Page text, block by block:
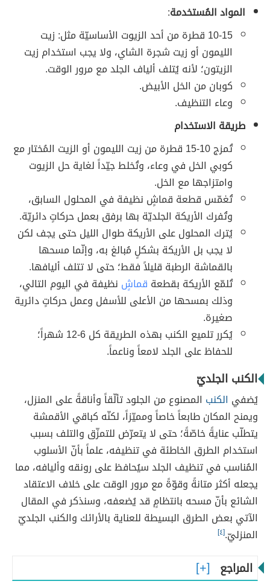
المواد المُستخدمة:
10-15 قطرة من أحد الزيوت الأساسيّة مثل: زيت
الليمون أو زيت شجرة الشاي، ولا يجب استخدام زيت
الزيتون؛ لأنه يُتلف ألياف الجلد مع مرور الوقت.
كوبان من الخل الأبيض.
وعاء التنظيف.
طريقة الاستخدام
تُمزج 10-15 قطرة من زيت الليمون أو الزيت المُختار مع
كوبي الخل في وعاء، وتُخلط جيّداً لغاية حل الزيوت
وامتزاجها مع الخل.
تُغمّس قطعة قماشٍ نظيفة في المحلول السابق،
وتُفرك الأريكة الجلديّة بها برفق بعمل حركاتٍ دائريّة.
يُترك المحلول على الأريكة طوال الليل حتى يجف لكن
لا يجب بل الأريكة بشكلٍ مُبالغ به، وإنّما مسحها
بالقماشة الرطبة قليلاً فقط؛ حتى لا تتلف أليافها.
تُلمّع الأريكة بقطعة قماشٍ نظيفة في اليوم التالي،
وذلك بمسحها من الأعلى للأسفل وعمل حركاتٍ دائرية
صغيرة.
يُكرر تلميع الكنب بهذه الطريقة كل 6-12 شهراً؛
للحفاظ على الجلد لامعاً وناعماً.
الكنب الجلديّ
يُضفي الكنب المصنوع من الجلود تألّقاً وأناقةً على المنزل،
ويمنح المكان طابعاً خاصاً ومميّزاً، لكنّه كباقي الأقمشة
يتطلّب عنايةً خاصّةً؛ حتى لا يتعرّض للتمزّق والتلف بسبب
استخدام الطرق الخاطئة في تنظيفه، علماً بأنّ الأسلوب
المُناسب في تنظيف الجلد سيُحافظ على رونقه وأليافه، مما
يجعله أكثر متانةً وقوّةً مع مرور الوقت على خلاف الاعتقاد
الشائع بأنّ مسحه بانتظامٍ قد يُضعفه، وسنذكر في المقال
الآتي بعض الطرق البسيطة للعناية بالأرائك والكنب الجلديّ
المنزليّ.[٤]
المراجع